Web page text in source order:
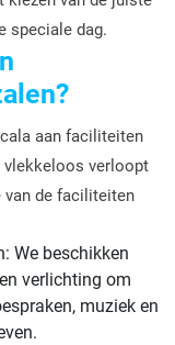
speciale dag.
aan faciliteiten
vlekkeloos verloopt
van de faciliteiten
We beschikken
verlichting om
muziek en